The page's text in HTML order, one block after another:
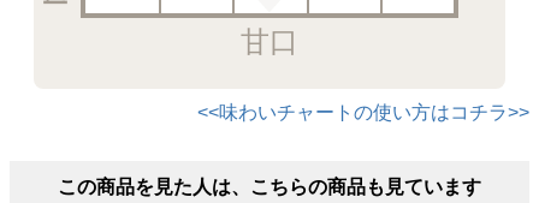
甘口
<<味わいチャートの使い方はコチラ>>
この商品を見た人は、こちらの商品も見ています